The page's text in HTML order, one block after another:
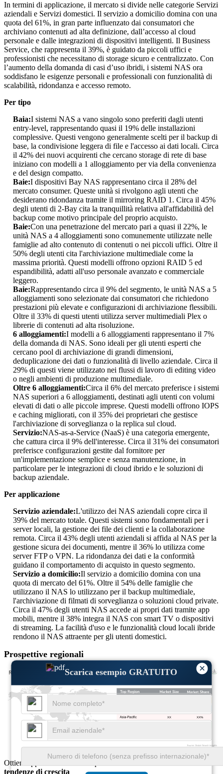
×
Scarica esempio GRATUITO
In termini di applicazione, il mercato si divide nelle categorie Servizi
aziendali e Servizi domestici. Il servizio a domicilio domina con una
quota del 61%, in gran parte influenzato dai consumatori che
archiviano contenuti ad alta definizione, dall’accesso al cloud
personale e dalle integrazioni di dispositivi intelligenti. Il Business
Service, che rappresenta il 39%, è guidato da piccoli uffici e
professionisti che necessitano di storage sicuro e centralizzato. Con
l’aumento della domanda di casi d’uso ibridi, i sistemi NAS ora
soddisfano le esigenze personali e professionali con funzionalità di
scalabilità, ridondanza e accesso remoto.
Per tipo
Baia:I sistemi NAS a vano singolo sono preferiti dagli utenti
entry-level, rappresentando quasi il 19% delle installazioni
complessive. Questi vengono generalmente scelti per il backup di
base, la condivisione leggera di file e l'accesso ai dati locali. Circa
il 42% dei nuovi acquirenti che cercano storage di rete di base
iniziano con modelli a 1 alloggiamento per via della convenienza
e del design compatto.
Baie:I dispositivi Bay NAS rappresentano circa il 28% del
mercato consumer. Queste unità si rivolgono agli utenti che
desiderano ridondanza tramite il mirroring RAID 1. Circa il 45%
degli utenti di 2-Bay cita la tranquillità relativa all'affidabilità del
backup come motivo principale del proprio acquisto.
Baie:Con una penetrazione del mercato pari a quasi il 22%, le
unità NAS a 4 alloggiamenti sono comunemente utilizzate nelle
famiglie ad alto contenuto di contenuti o nei piccoli uffici. Oltre il
50% degli utenti cita l'archiviazione multimediale come la
massima priorità. Questi modelli offrono opzioni RAID 5 ed
espandibilità, adatti all'uso personale avanzato e commerciale
leggero.
Baie:Rappresentando circa il 9% del segmento, le unità NAS a 5
alloggiamenti sono selezionate dai consumatori che richiedono
prestazioni più elevate e configurazioni di archiviazione flessibili.
Oltre il 33% di questi utenti utilizza server multimediali Plex o
librerie di contenuti ad alta risoluzione.
6 alloggiamenti:I modelli a 6 alloggiamenti rappresentano il 7%
della domanda di NAS. Sono ideali per gli utenti esperti che
cercano pool di archiviazione di grandi dimensioni,
deduplicazione dei dati o funzionalità di livello aziendale. Circa il
29% di questi viene utilizzato nei flussi di lavoro di editing video
o negli ambienti di produzione multimediale.
Oltre 6 alloggiamenti:Circa il 6% del mercato preferisce i sistemi
NAS superiori a 6 alloggiamenti, destinati agli utenti con volumi
elevati di dati o alle piccole imprese. Questi modelli offrono IOPS
e caching migliorati, con il 35% dei proprietari che gestisce
l'archiviazione di sorveglianza o la replica sul cloud.
Servizio:NAS-as-a-Service (NaaS) è ​​una categoria emergente,
che cattura circa il 9% dell'interesse. Circa il 31% dei consumatori
preferisce configurazioni gestite dal fornitore per
un'implementazione semplice e senza manutenzione, in
particolare per le integrazioni di cloud ibrido e le soluzioni di
backup aziendale.
Per applicazione
Servizio aziendale:L'utilizzo dei NAS aziendali copre circa il
39% del mercato totale. Questi sistemi sono fondamentali per i
server locali, la gestione dei file dei clienti e la collaborazione
remota. Circa il 43% degli utenti aziendali si affida al NAS per la
gestione sicura dei documenti, mentre il 36% lo utilizza come
server FTP o VPN. La ridondanza dei dati e la conformità
guidano il comportamento di acquisto in questo segmento.
Servizio a domicilio:Il servizio a domicilio domina con una
quota di mercato del 61%. Oltre il 54% delle famiglie che
utilizzano il NAS lo utilizzano per il backup multimediale,
l'archiviazione di filmati di sorveglianza o soluzioni cloud private.
Circa il 47% degli utenti NAS accede ai propri dati tramite app
mobili, mentre il 38% integra il NAS con smart TV o dispositivi
di streaming. La facilità d'uso e le funzionalità cloud locali ibride
rendono il NAS attraente per gli utenti domestici.
Prospettive regionali
XX%
XX
Ottieni approfondimenti completi su dimensioni del mercato
tendenze di crescita